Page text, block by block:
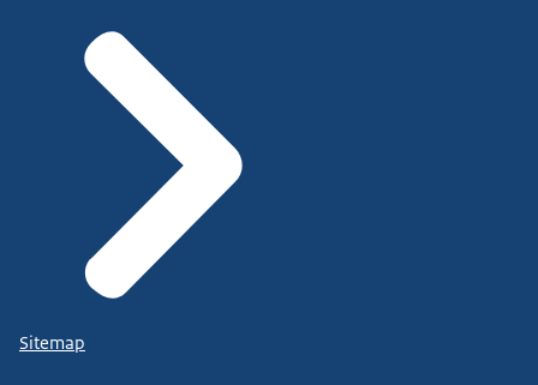
Sitemap